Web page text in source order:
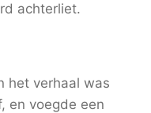
achterliet.
het verhaal was
en voegde een